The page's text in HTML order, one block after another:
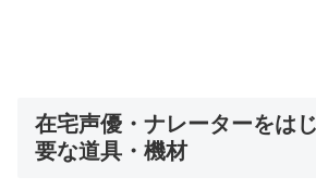
在宅声優・ナレーターをは
要な道具・機材